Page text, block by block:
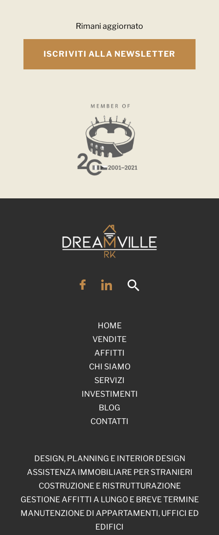
Rimani aggiornato
ISCRIVITI ALLA NEWSLETTER
HOME
VENDITE
AFFITTI
CHI SIAMO
SERVIZI
INVESTIMENTI
BLOG
CONTATTI
DESIGN, PLANNING E INTERIOR DESIGN
ASSISTENZA IMMOBILIARE PER STRANIERI
COSTRUZIONE E RISTRUTTURAZIONE
GESTIONE AFFITTI A LUNGO E BREVE TERMINE
MANUTENZIONE DI APPARTAMENTI, UFFICI ED
EDIFICI